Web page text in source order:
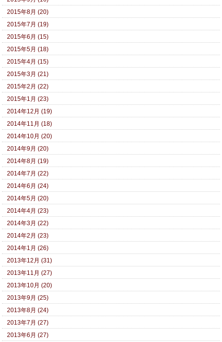
2015年8月 (20)
2015年7月 (19)
2015年6月 (15)
2015年5月 (18)
2015年4月 (15)
2015年3月 (21)
2015年2月 (22)
2015年1月 (23)
2014年12月 (19)
2014年11月 (18)
2014年10月 (20)
2014年9月 (20)
2014年8月 (19)
2014年7月 (22)
2014年6月 (24)
2014年5月 (20)
2014年4月 (23)
2014年3月 (22)
2014年2月 (23)
2014年1月 (26)
2013年12月 (31)
2013年11月 (27)
2013年10月 (20)
2013年9月 (25)
2013年8月 (24)
2013年7月 (27)
2013年6月 (27)